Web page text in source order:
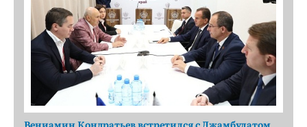
Вениамин Кондратьев встретился с Джамбулатом